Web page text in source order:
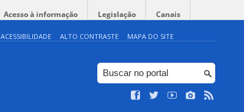
Acesso à informação Legislação Canais
ACESSIBILIDADE ALTO CONTRASTE MAPA DO SITE